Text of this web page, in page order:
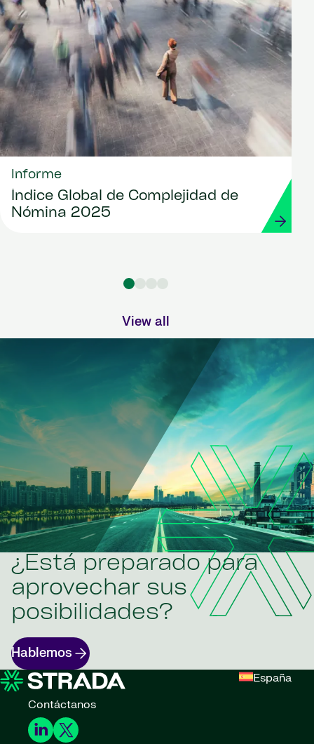
Informe
Índice Global de Complejidad de
Nómina 2025
View all
¿Está preparado para
aprovechar sus
posibilidades?
Hablemos
España
Contáctanos